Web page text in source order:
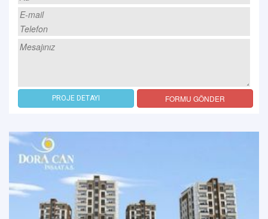
PROJE DETAYI FORMU GÖNDER